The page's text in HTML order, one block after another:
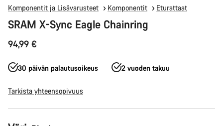
Komponentit ja Lisävarusteet Komponentit Eturattaat
SRAM X-Sync Eagle Chainring
94,99 €
30 päivän palautusoikeus 2 vuoden takuu
Tarkista yhteensopivuus